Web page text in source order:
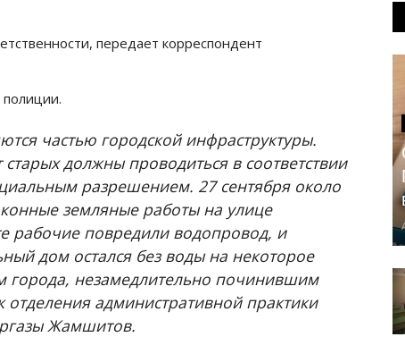
передает корреспондент
частью городской инфраструктуры.
должны проводиться в соответствии
разрешением. 27 сентября около
земляные работы на улице
рабочие повредили водопровод, и
дом остался без воды на некоторое
города, незамедлительно починившим
административной практики
Жамшитов.